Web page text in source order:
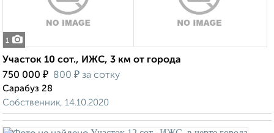
1
Участок 10 сот., ИЖС, 3 км от города
750 000 ₽ 800 ₽ за сотку
Сарабуз 28
Собственник, 14.10.2020